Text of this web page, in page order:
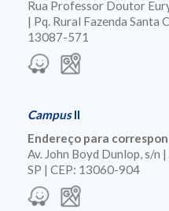
Rua Professor Doutor
| Pq. Rural Fazenda Santa
13087-571
CampusII
Endereço para
Av. John Boyd Dunlop, s/n
SP | CEP: 13060-904